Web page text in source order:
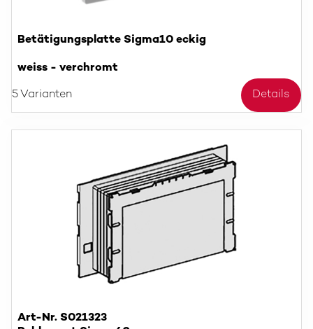
Betätigungsplatte Sigma10 eckig
weiss - verchromt
5 Varianten Details
Art-Nr. S021323